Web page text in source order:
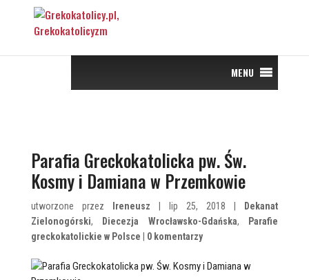
MENU
Parafia Greckokatolicka pw. Św.
Kosmy i Damiana w Przemkowie
utworzone przez Ireneusz | lip 25, 2018 |
Dekanat
Zielonogórski, Diecezja Wrocławsko-Gdańska,
Parafie
greckokatolickie w Polsce
0 komentarzy